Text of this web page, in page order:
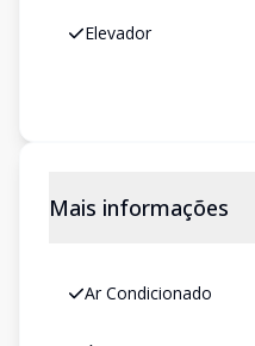
Elevador
Mais informações
Ar Condicionado